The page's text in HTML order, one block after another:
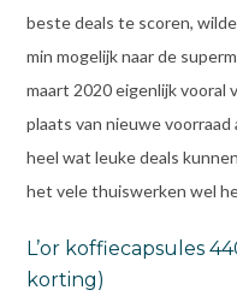
beste deals te scoren,
min mogelijk naar de
maart 2020 eigenlijk vooral
plaats van nieuwe
heel wat leuke deals
het vele thuiswerken wel
L’or koffiecapsules
korting)